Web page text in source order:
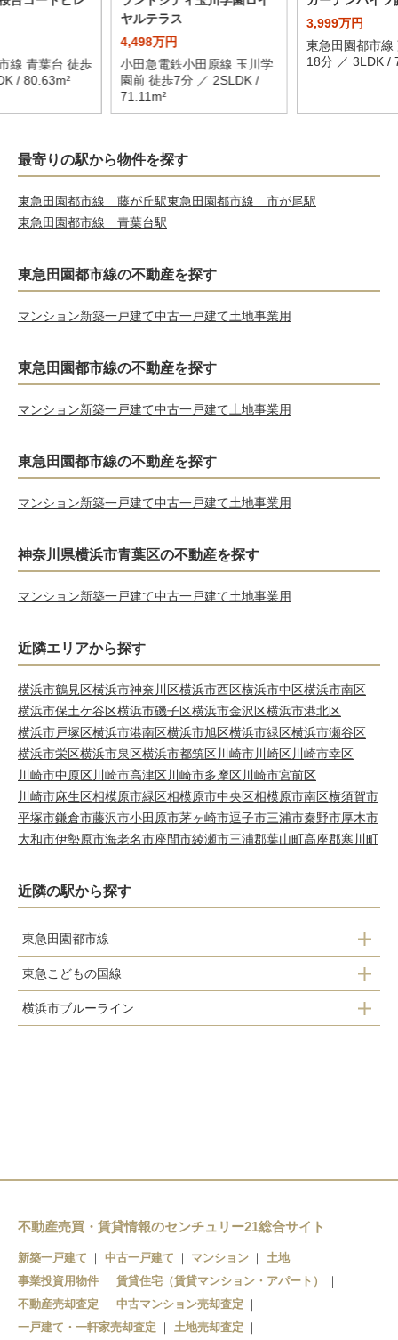
線 青葉台 徒歩
/ 80.63m²
ヤルテラス
4,498万円
小田急電鉄小田原線 玉川学
園前 徒歩7分 ／ 2SLDK /
71.11m²
3,999万円
東急田園都市線
18分 ／ 3LDK /
最寄りの駅から物件を探す
東急田園都市線 藤が丘駅東急田園都市線 市が尾駅
東急田園都市線 青葉台駅
東急田園都市線の不動産を探す
マンション新築一戸建て中古一戸建て土地事業用
東急田園都市線の不動産を探す
マンション新築一戸建て中古一戸建て土地事業用
東急田園都市線の不動産を探す
マンション新築一戸建て中古一戸建て土地事業用
神奈川県横浜市青葉区の不動産を探す
マンション新築一戸建て中古一戸建て土地事業用
近隣エリアから探す
横浜市鶴見区横浜市神奈川区横浜市西区横浜市中区横浜市南区
横浜市保土ケ谷区横浜市磯子区横浜市金沢区横浜市港北区
横浜市戸塚区横浜市港南区横浜市旭区横浜市緑区横浜市瀬谷区
横浜市栄区横浜市泉区横浜市都筑区川崎市川崎区川崎市幸区
川崎市中原区川崎市高津区川崎市多摩区川崎市宮前区
川崎市麻生区相模原市緑区相模原市中央区相模原市南区横須賀市
平塚市鎌倉市藤沢市小田原市茅ヶ崎市逗子市三浦市秦野市厚木市
大和市伊勢原市海老名市座間市綾瀬市三浦郡葉山町高座郡寒川町
近隣の駅から探す
東急田園都市線
たまプラーザ駅
あざみ野駅
東急こどもの国線
恩田駅
横浜市ブルーライン
不動産売買・賃貸情報のセンチュリー21総合サイト
新築一戸建て 中古一戸建て マンション
土地
事業投資用物件
賃貸住宅（賃貸マンション・アパート）
不動産売却査定
中古マンション売却査定
一戸建て・一軒家売却査定
土地売却査定